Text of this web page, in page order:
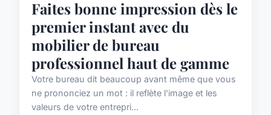
Faites bonne impression dès le
premier instant avec du
mobilier de bureau
professionnel haut de gamme
Votre bureau dit beaucoup avant même que vous
ne prononciez un mot : il reflète l'image et les
valeurs de votre entrepri...